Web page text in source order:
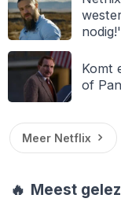
nodig!'
Komt
of
Meer Netflix
🔥 Meest